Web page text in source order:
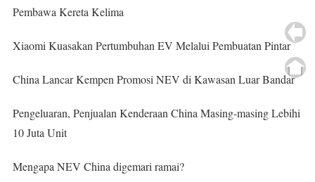
Pembawa Kereta Kelima
Xiaomi Kuasakan Pertumbuhan EV Melalui Pembuatan Pintar
China Lancar Kempen Promosi NEV di Kawasan Luar Bandar
Pengeluaran, Penjualan Kenderaan China Masing-masing Lebihi
10 Juta Unit
Mengapa NEV China digemari ramai?